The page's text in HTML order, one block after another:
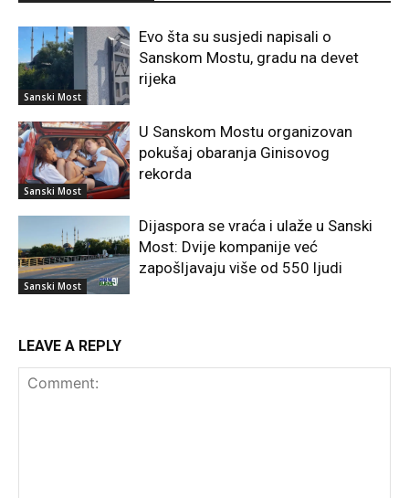
Sanski Most
Evo šta su susjedi napisali o
Sanskom Mostu, gradu na devet
rijeka
Sanski Most
U Sanskom Mostu organizovan
pokušaj obaranja Ginisovog
rekorda
Sanski Most
Dijaspora se vraća i ulaže u Sanski
Most: Dvije kompanije već
zapošljavaju više od 550 ljudi
LEAVE A REPLY